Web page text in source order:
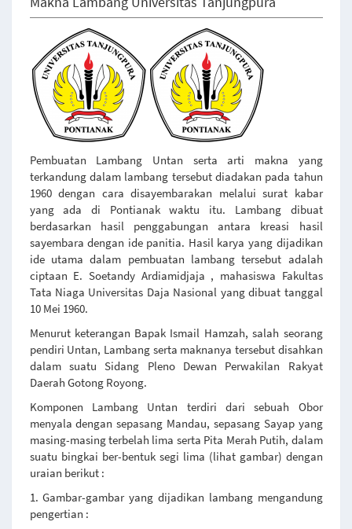
Pembuatan Lambang Untan serta arti makna yang
terkandung dalam lambang tersebut diadakan pada tahun
1960 dengan cara disayembarakan melalui surat kabar
yang ada di Pontianak waktu itu. Lambang dibuat
berdasarkan hasil penggabungan antara kreasi hasil
sayembara dengan ide panitia. Hasil karya yang dijadikan
ide utama dalam pembuatan lambang tersebut adalah
ciptaan E. Soetandy Ardiamidjaja , mahasiswa Fakultas
Tata Niaga Universitas Daja Nasional yang dibuat tanggal
10 Mei 1960.
Menurut keterangan Bapak Ismail Hamzah, salah seorang
pendiri Untan, Lambang serta maknanya tersebut disahkan
dalam suatu Sidang Pleno Dewan Perwakilan Rakyat
Daerah Gotong Royong.
Komponen Lambang Untan terdiri dari sebuah Obor
menyala dengan sepasang Mandau, sepasang Sayap yang
masing-masing terbelah lima serta Pita Merah Putih, dalam
suatu bingkai ber-bentuk segi lima (lihat gambar) dengan
uraian berikut :
1. Gambar-gambar yang dijadikan lambang mengandung
pengertian :